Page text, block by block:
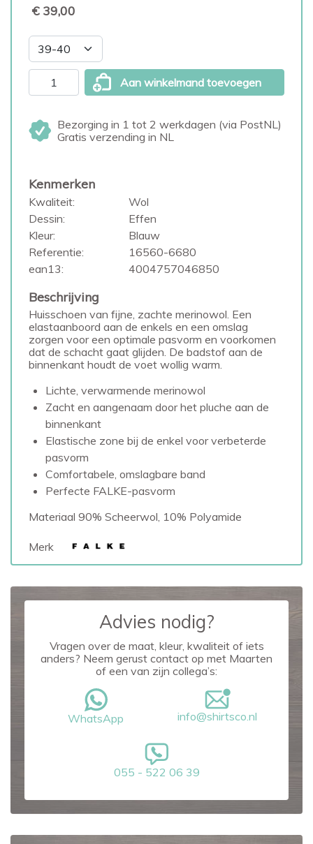
€ 39,00
Aan winkelmand toevoegen
Bezorging in 1 tot 2 werkdagen (via PostNL)
Gratis verzending in NL
Kenmerken
Kwaliteit:
Wol
Dessin:
Effen
Kleur:
Blauw
Referentie:
16560-6680
ean13:
4004757046850
Beschrijving
Huisschoen van fijne, zachte merinowol. Een
elastaanboord aan de enkels en een omslag
zorgen voor een optimale pasvorm en voorkomen
dat de schacht gaat glijden. De badstof aan de
binnenkant houdt de voet wollig warm.
Lichte, verwarmende merinowol
Zacht en aangenaam door het pluche aan de
binnenkant
Elastische zone bij de enkel voor verbeterde
pasvorm
Comfortabele, omslagbare band
Perfecte FALKE-pasvorm
Materiaal 90% Scheerwol, 10% Polyamide
Merk
Advies nodig?
Vragen over de maat, kleur, kwaliteit of iets
anders? Neem gerust contact op met Maarten
of een van zijn collega’s:
WhatsApp info@shirtsco.nl
055 - 522 06 39